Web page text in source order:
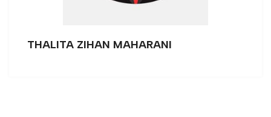
THALITA ZIHAN MAHARANI